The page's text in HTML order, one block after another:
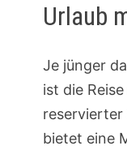
Urlaub
Je jünger
ist die
reservierter
bietet eine